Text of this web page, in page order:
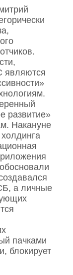
являются
развитие»
Накануне
а личные
пачками
блокирует